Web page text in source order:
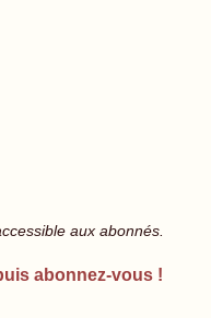
aux abonnés.
abonnez-vous !